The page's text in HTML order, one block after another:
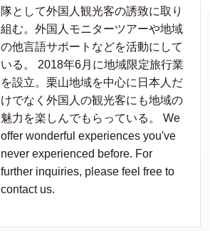
隊として外国人観光客の誘致に取り
組む。外国人モニターツアーや地域
の他言語サポートなどを活動にして
いる。 2018年6月に地域限定旅行業
を設立。栗山地域を中心に日本人だ
けでなく外国人の観光客にも地域の
魅力を楽しんでもらっている。 We
offer wonderful experiences you've
never experienced before. For
further inquiries, please feel free to
contact us.